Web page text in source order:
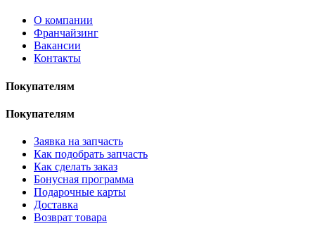
О компании
Франчайзинг
Вакансии
Контакты
Покупателям
Покупателям
Заявка на запчасть
Как подобрать запчасть
Как сделать заказ
Бонусная программа
Подарочные карты
Доставка
Возврат товара